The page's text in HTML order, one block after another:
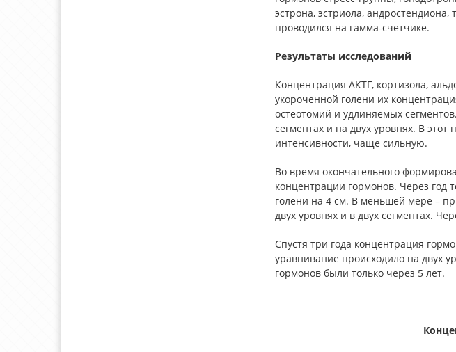
эстрона, эстриола,
проводился на гамма-счетчике.
Результаты исследований
Концентрация АКТГ, кортизола,
укороченной голени их
остеотомий и удлиняемых
сегментах и на двух уровнях. В
интенсивности, чаще сильную.
Во время окончательного
концентрации гормонов. Через
голени на 4 см. В меньшей мере –
двух уровнях и в двух сегментах.
Спустя три года концентрация
уравнивание происходило на двух
гормонов были только через 5 лет.